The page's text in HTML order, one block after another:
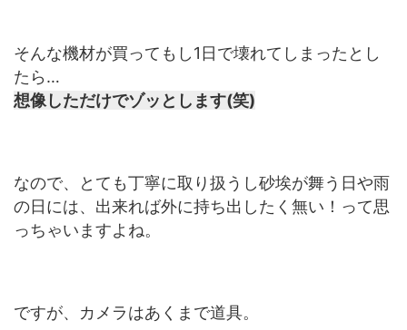
そんな機材が買ってもし1日で壊れてしまったとし
たら…
想像しただけでゾッとします(笑)
なので、とても丁寧に取り扱うし砂埃が舞う日や雨
の日には、出来れば外に持ち出したく無い！って思
っちゃいますよね。
ですが、カメラはあくまで道具。